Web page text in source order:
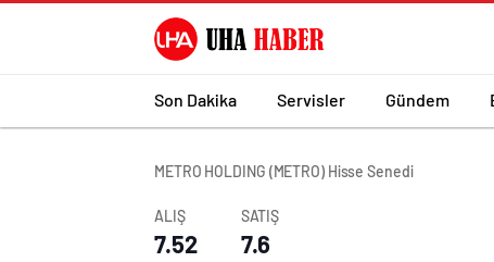
Son Dakika Servisler Gündem
METRO HOLDING (METRO) Hisse Senedi
ALIŞ
7.52
SATIŞ
7.6